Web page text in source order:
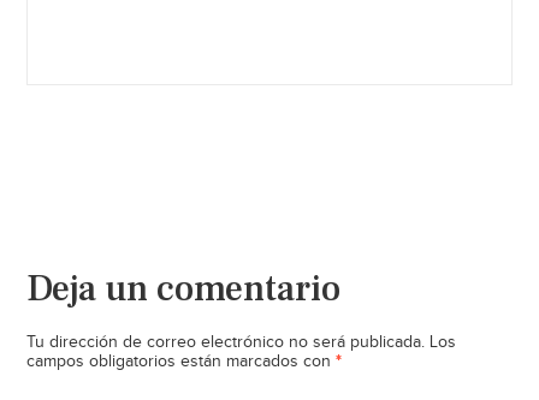
Deja un comentario
Tu dirección de correo electrónico no será publicada. Los
campos obligatorios están marcados con *